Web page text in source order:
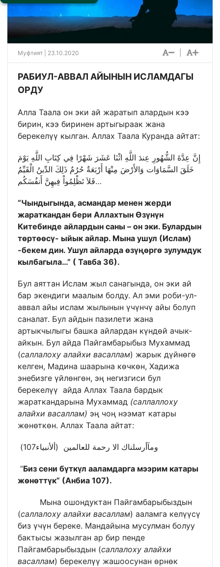
Муфтият | 23.10.2020
РАБИУЛ-АВВАЛ АЙЫНЫН ИСЛАМДАГЫ
ОРДУ
Алла Таала он эки ай жаратып алардын кээ
бирин, кээ биринен артыгыраак жана
берекелүү кылган. Аллах Таала Куранда айтат:
إِنَّ عِدَّةَ الشُّهُورِ عِندَ اللَّهِ اثْنَا عَشَرَ شَهْرًا فِي كِتَابِ اللَّهِ يَوْمَ
خَلَقَ السَّمَاوَات وَالأَرْضَ مِنْهَا أَرْبَعَةٌ حُرُمٌ ذَلِكَ الدِّينُ الْقَيِّمُ
فَلاَ تَظْلِمُواْ فِيهِنَّ أَنفُسَكُم…
“Чындыгында, асмандар менен жерди
жараткандан бери Аллахтын Өзүнүн
Китебинде айлардын саны – он эки. Булардын
төртөөсү- ыйык айлар. Мына ушул (Ислам)
-бекем дин. Ушул айларда өзүңөргө зулумдук
кылбагыла…” ( Тавба 36).
Бул аяттан Ислам жыл санагында, он эки ай
бар экендиги маалым болду. Ал эми роби-ул-
аввал айы ислам жылынын үчүнчү айы болуп
саналат. Бул айдын пазилети жана
артыкчылыгы башка айлардан күндөй ачык-
айкын. Бул айда Пайгамбарыбыз Мухаммад
(саллалоху алайхи васаллам) жарык дүйнөгө
келген, Мадина шаарына көчкөн, Хадижа
энебизге үйлөнгөн, эң негизгиси бул
берекелүү айда Аллах Таала бардык
жараткандарына Мухаммад (саллаллоху
алайхи васаллам) эң чоң нээмат катары
жөнөткөн. Аллах Таала айтат:
ومآأرسلناك الا رحمة للعالمين (ألأنبياء107)
“Биз сени бүткүл ааламдарга мээрим катары
жөнөттүк” (Анбиа 107).
Мына ошондуктан Пайгамбарыбыздын
(саллалоху алайхи васаллам) ааламга келүүсү
биз үчүн береке. Мандайына мусулман болуу
бактысы жазылган ар бир пенде
Пайгамбарыбыздын (саллалоху алайхи
васаллам) берекелүү жашоосунан өрнөк